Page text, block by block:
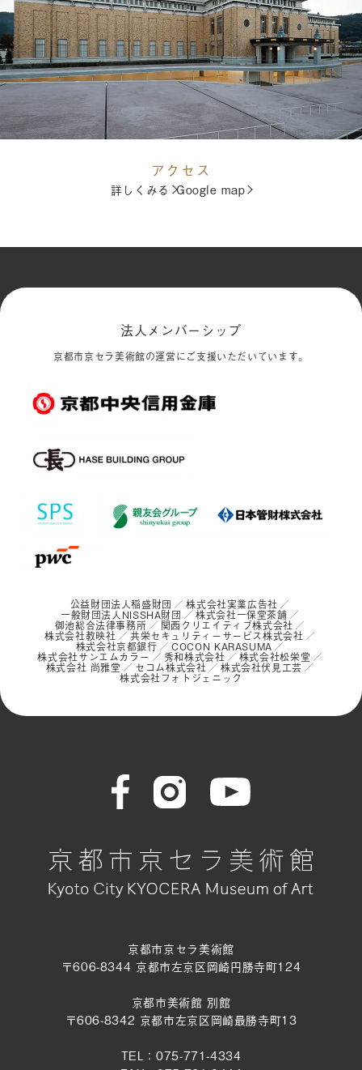
アクセス
詳しくみる Google map
法人メンバーシップ
京都市京セラ美術館の運営にご支援いただいています。
公益財団法人稲盛財団 株式会社実業広告社
一般財団法人NISSHA財団 株式会社一保堂茶舗
御池総合法律事務所 関西クリエイティブ株式会社
株式会社教映社 共栄セキュリティーサービス株式会社
株式会社京都銀行 COCON KARASUMA
株式会社サンエムカラー 秀和株式会社 株式会社松栄堂
株式会社 尚雅堂 セコム株式会社 株式会社伏見工芸
株式会社フォトジェニック
京都市京セラ美術館
〒606-8344 京都市左京区岡崎円勝寺町124
京都市美術館 別館
〒606-8342 京都市左京区岡崎最勝寺町13
TEL：075-771-4334